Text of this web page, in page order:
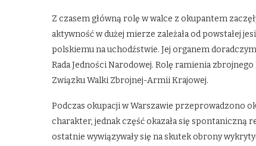
Z czasem główną rolę w walce z okupantem
aktywność w dużej mierze zależała od powstałej
polskiemu na uchodźstwie. Jej organem
Rada Jedności Narodowej. Rolę ramienia
Związku Walki Zbrojnej-Armii Krajowej.
Podczas okupacji w Warszawie przeprowadzono
charakter, jednak część okazała się spontaniczną
ostatnie wywiązywały się na skutek obrony